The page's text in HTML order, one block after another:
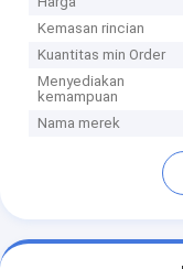
Kemasan rincian
Kuantitas min Order
Menyediakan
kemampuan
Nama merek